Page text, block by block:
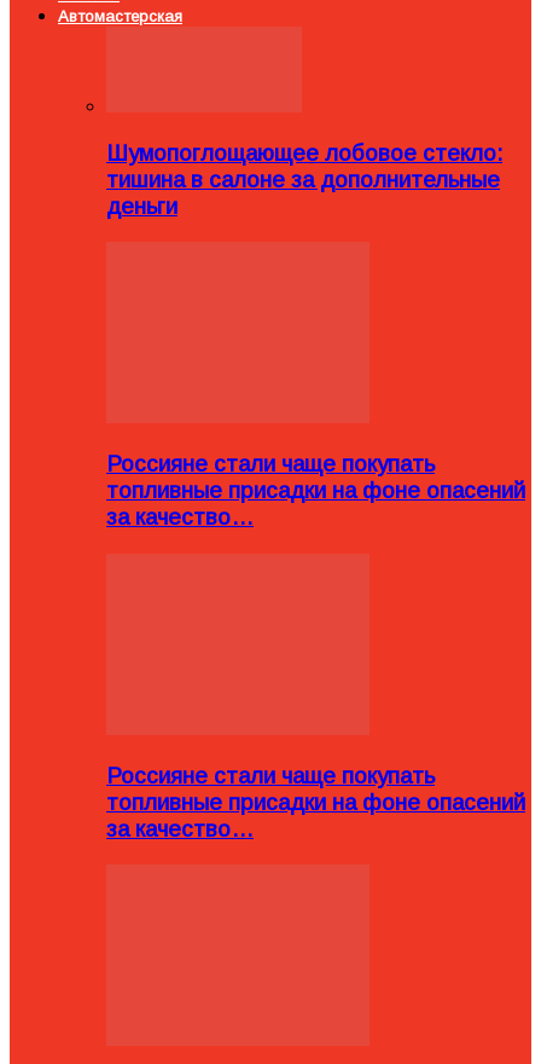
Автомастерская
Шумопоглощающее лобовое стекло:
тишина в салоне за дополнительные
деньги
Россияне стали чаще покупать
топливные присадки на фоне опасений
за качество…
Россияне стали чаще покупать
топливные присадки на фоне опасений
за качество…